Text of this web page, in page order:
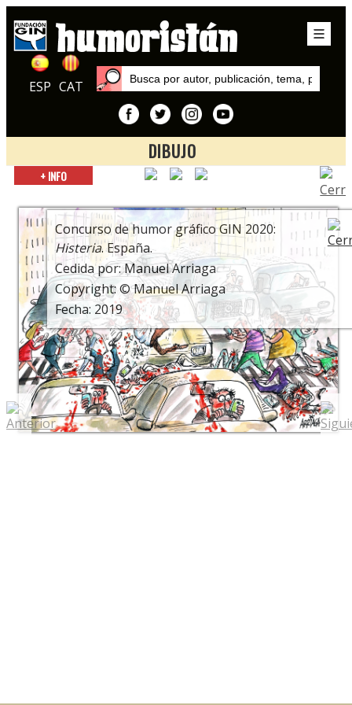
ESP CAT
DIBUJO
Inicio
9º Concurso de Humor Gráfico Gin. Todo se complica en el
planeta Tierra.
+ INFO
Concurso de humor gráfico GIN 2020:
Histeria. España.
Cedida por: Manuel Arriaga
Copyright: © Manuel Arriaga
Fecha: 2019